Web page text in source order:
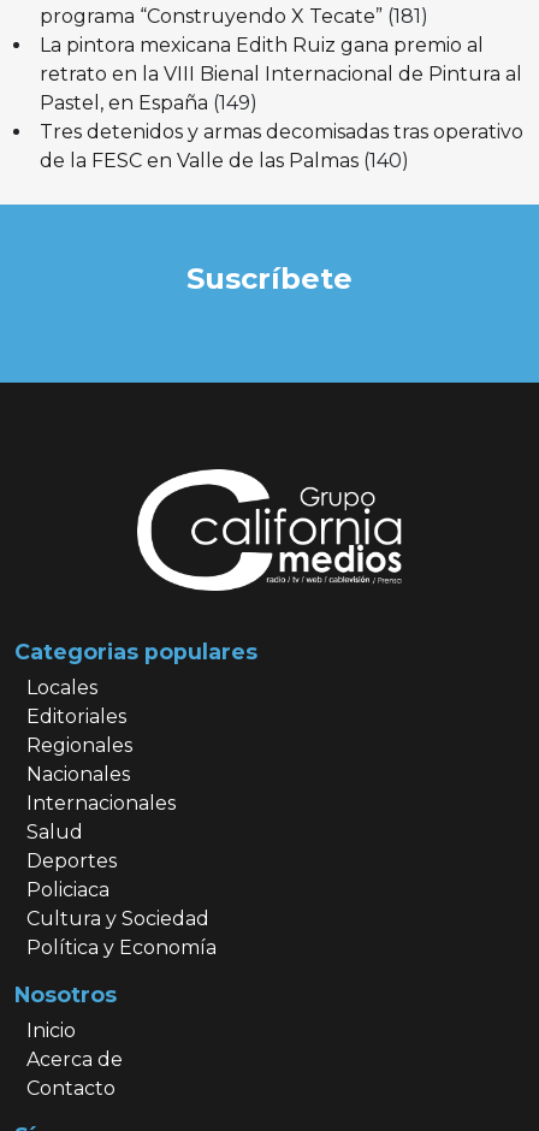
programa “Construyendo X Tecate” (181)
La pintora mexicana Edith Ruiz gana premio al
retrato en la VIII Bienal Internacional de Pintura al
Pastel, en España (149)
Tres detenidos y armas decomisadas tras operativo
de la FESC en Valle de las Palmas (140)
Suscríbete
Categorias populares
Locales
Editoriales
Regionales
Nacionales
Internacionales
Salud
Deportes
Policiaca
Cultura y Sociedad
Política y Economía
Nosotros
Inicio
Acerca de
Contacto